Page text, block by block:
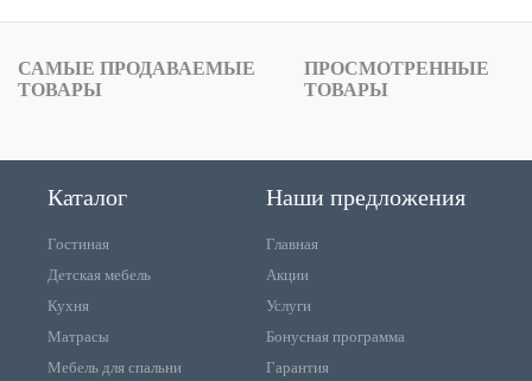
САМЫЕ ПРОДАВАЕМЫЕ
ТОВАРЫ
ПРОСМОТРЕННЫЕ
ТОВАРЫ
Каталог
Гостиная
Детская мебель
Кухня
Матрасы
Мебель для спальни
Наши предложения
Главная
Акции
Услуги
Бонусная программа
Гарантия